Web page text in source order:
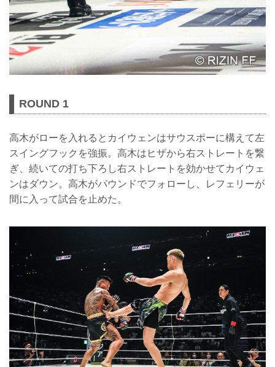
ROUND 1
高木がローを入れるとカイウェンはサウスポーに構えて左
スイングフックを強振。高木はヒザから右ストレートを繋
ぎ、続いての打ち下ろし右ストレートを効かせてカイウェ
ンはダウン。高木がパウンドでフォローし、レフェリーが
間に入って試合を止めた。